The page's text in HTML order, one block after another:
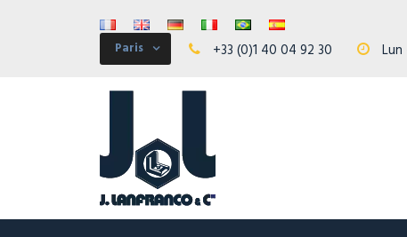
Paris +33 (0)1 40 04 92 30